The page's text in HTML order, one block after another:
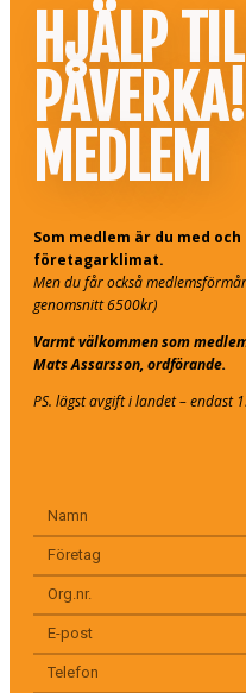
HJÄLP
MEDLEM
Som medlem är du med
företagarklimat.
Men du får också
genomsnitt 6500kr)
Varmt välkommen som
Mats Assarsson, ordförande.
PS. lägst avgift i landet – endast